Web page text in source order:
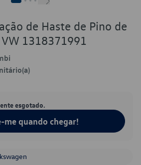
de Haste de Pino de
1318371991
esgotado.
me quando chegar!